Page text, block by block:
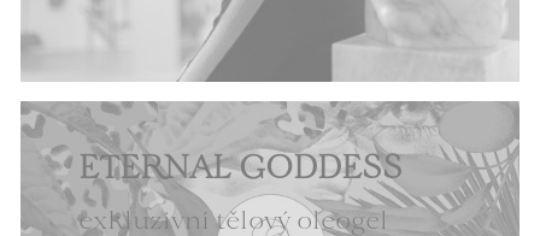
ETERNAL GODDESS
exkluzivní tělový oleogel